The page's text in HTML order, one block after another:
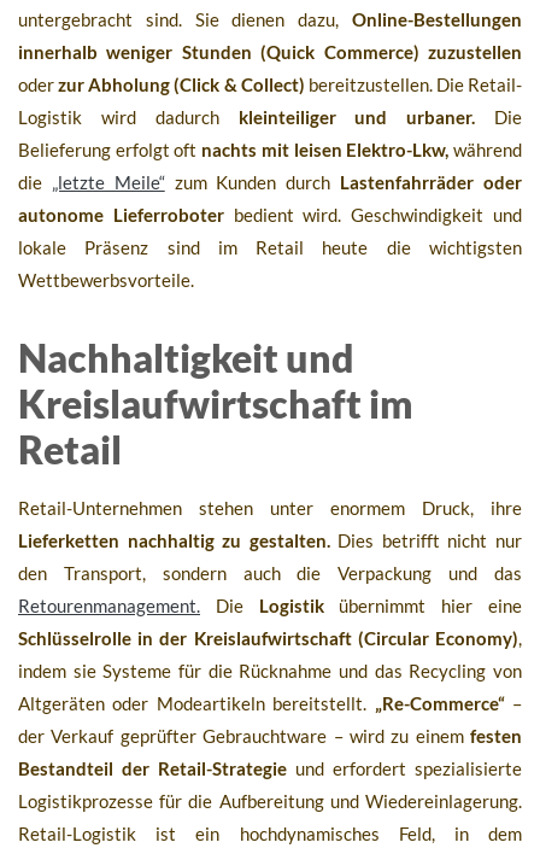
untergebracht sind. Sie dienen dazu, Online-Bestellungen
innerhalb weniger Stunden (Quick Commerce) zuzustellen
oderzur Abholung (Click & Collect) bereitzustellen. Die Retail-
Logistik wird dadurch kleinteiliger und urbaner. Die
Belieferung erfolgt oft nachts mit leisen Elektro-Lkw, während
die „letzte Meile“zum Kunden durch Lastenfahrräder oder
autonome Lieferroboterbedient wird. Geschwindigkeit und
lokale Präsenz sind im Retail heute die wichtigsten
Wettbewerbsvorteile.
Nachhaltigkeit und
Kreislaufwirtschaft im
Retail
Retail-Unternehmen stehen unter enormem Druck, ihre
Lieferketten nachhaltig zu gestalten.Dies betrifft nicht nur
den Transport, sondern auch die Verpackung und das
Retourenmanagement. Die Logistikübernimmt hier eine
Schlüsselrolle in der Kreislaufwirtschaft (Circular Economy),
indem sie Systeme für die Rücknahme und das Recycling von
Altgeräten oder Modeartikeln bereitstellt. „Re-Commerce“–
der Verkauf geprüfter Gebrauchtware – wird zu einem festen
Bestandteil der Retail-Strategie und erfordert spezialisierte
Logistikprozesse für die Aufbereitung und Wiedereinlagerung.
Retail-Logistik ist ein hochdynamisches Feld, in dem